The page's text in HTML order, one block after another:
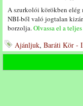
A szurkolói körökben elég
NBI-ből való jogtalan
borzolja.Olvassa el a
Ajánljuk, Baráti Kör -